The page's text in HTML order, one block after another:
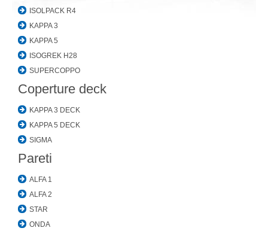
ISOLPACK R4
KAPPA 3
KAPPA 5
ISOGREK H28
SUPERCOPPO
Coperture deck
KAPPA 3 DECK
KAPPA 5 DECK
SIGMA
Pareti
ALFA 1
ALFA 2
STAR
ONDA